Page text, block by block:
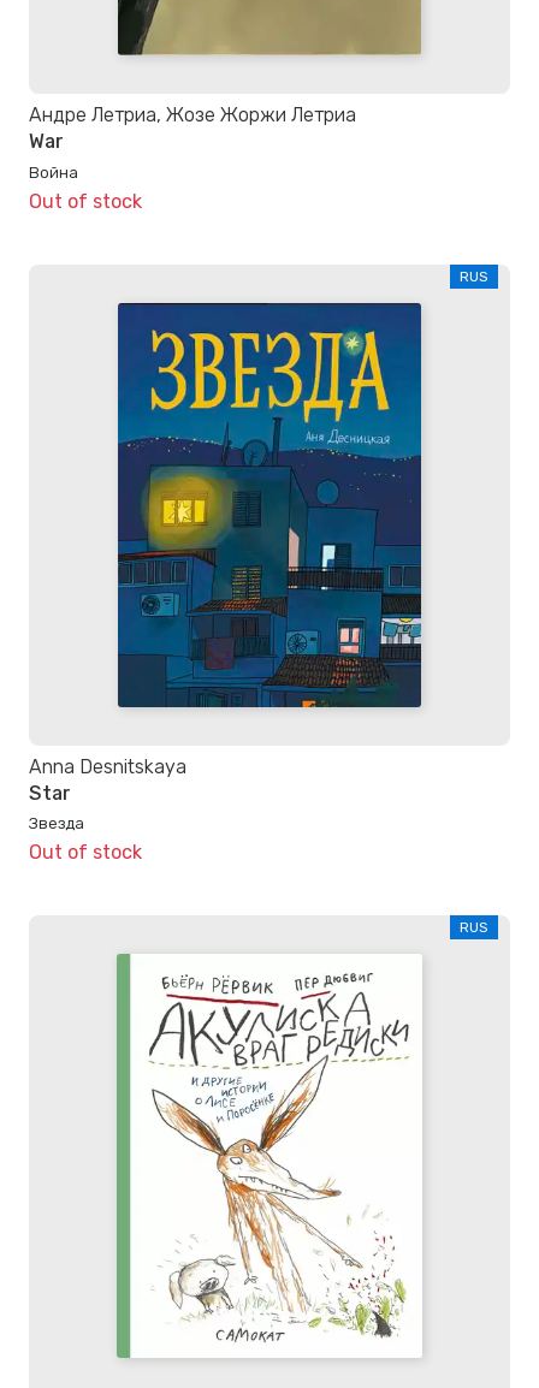
Андре Летриа, Жозе Жоржи Летриа
War
Война
Out of stock
RUS
Anna Desnitskaya
Star
Звезда
Out of stock
RUS